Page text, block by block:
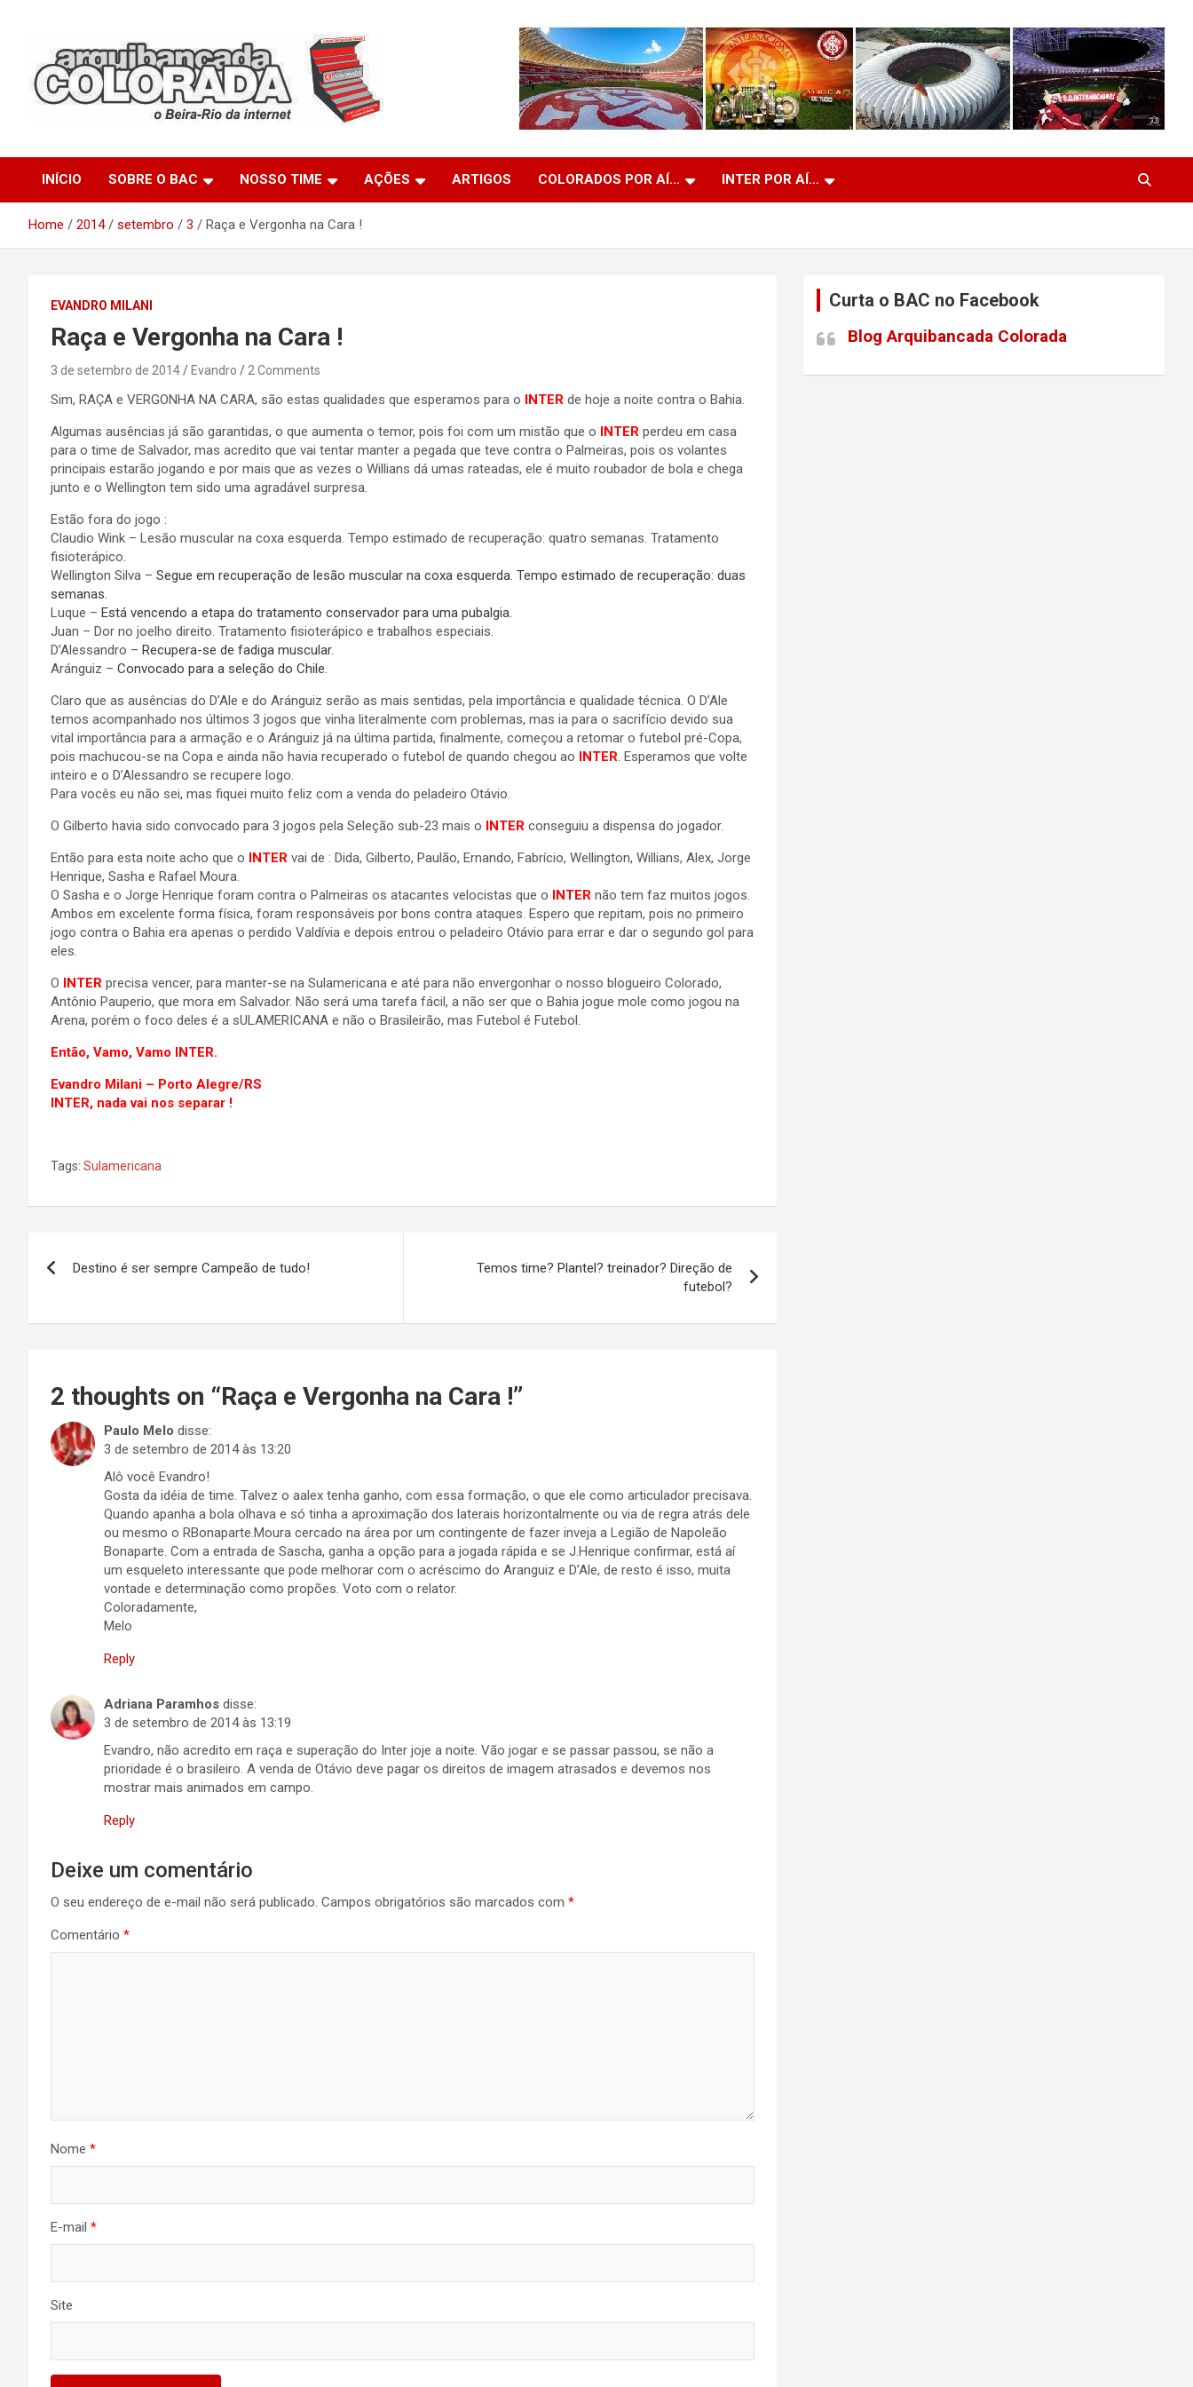
Arquibancada Colorada
INÍCIO SOBRE O BAC NOSSO TIME AÇÕES ARTIGOS COLORADOS POR AÍ… INTER POR AÍ…
Home 2014 setembro 3 Raça e Vergonha na Cara !
EVANDRO MILANI
Raça e Vergonha na Cara !
3 de setembro de 2014 Evandro 2 Comments
Sim, RAÇA e VERGONHA NA CARA, são estas qualidades que esperamos para o INTER de hoje a noite contra o Bahia.
Algumas ausências já são garantidas, o que aumenta o temor, pois foi com um mistão que o INTER perdeu em casa
para o time de Salvador, mas acredito que vai tentar manter a pegada que teve contra o Palmeiras, pois os volantes
principais estarão jogando e por mais que as vezes o Willians dá umas rateadas, ele é muito roubador de bola e chega
junto e o Wellington tem sido uma agradável surpresa.
Estão fora do jogo :
Claudio Wink – Lesão muscular na coxa esquerda. Tempo estimado de recuperação: quatro semanas. Tratamento
fisioterápico.
Wellington Silva – Segue em recuperação de lesão muscular na coxa esquerda. Tempo estimado de recuperação: duas
semanas.
Luque – Está vencendo a etapa do tratamento conservador para uma pubalgia.
Juan – Dor no joelho direito. Tratamento fisioterápico e trabalhos especiais.
D’Alessandro – Recupera-se de fadiga muscular.
Aránguiz – Convocado para a seleção do Chile.
Claro que as ausências do D’Ale e do Aránguiz serão as mais sentidas, pela importância e qualidade técnica. O D’Ale
temos acompanhado nos últimos 3 jogos que vinha literalmente com problemas, mas ia para o sacrifício devido sua
vital importância para a armação e o Aránguiz já na última partida, finalmente, começou a retomar o futebol pré-Copa,
pois machucou-se na Copa e ainda não havia recuperado o futebol de quando chegou ao INTER. Esperamos que volte
inteiro e o D’Alessandro se recupere logo.
Para vocês eu não sei, mas fiquei muito feliz com a venda do peladeiro Otávio.
O Gilberto havia sido convocado para 3 jogos pela Seleção sub-23 mais o INTER conseguiu a dispensa do jogador.
Então para esta noite acho que o INTER vai de : Dida, Gilberto, Paulão, Ernando, Fabrício, Wellington, Willians, Alex, Jorge
Henrique, Sasha e Rafael Moura.
O Sasha e o Jorge Henrique foram contra o Palmeiras os atacantes velocistas que o INTER não tem faz muitos jogos.
Ambos em excelente forma física, foram responsáveis por bons contra ataques. Espero que repitam, pois no primeiro
jogo contra o Bahia era apenas o perdido Valdívia e depois entrou o peladeiro Otávio para errar e dar o segundo gol para
eles.
O INTER precisa vencer, para manter-se na Sulamericana e até para não envergonhar o nosso blogueiro Colorado,
Antônio Pauperio, que mora em Salvador. Não será uma tarefa fácil, a não ser que o Bahia jogue mole como jogou na
Arena, porém o foco deles é a sULAMERICANA e não o Brasileirão, mas Futebol é Futebol.
Então, Vamo, Vamo INTER.
Evandro Milani – Porto Alegre/RS
INTER, nada vai nos separar !
Tags: Sulamericana
de
Post
Destino é ser sempre Campeão de tudo!
Temos time? Plantel? treinador? Direção de
futebol?
2 thoughts on “Raça e Vergonha na Cara !”
Paulo Melo disse:
3 de setembro de 2014 às 13:20
Alô você Evandro!
Gosta da idéia de time. Talvez o aalex tenha ganho, com essa formação, o que ele como articulador precisava.
Quando apanha a bola olhava e só tinha a aproximação dos laterais horizontalmente ou via de regra atrás dele
ou mesmo o RBonaparte.Moura cercado na área por um contingente de fazer inveja a Legião de Napoleão
Bonaparte. Com a entrada de Sascha, ganha a opção para a jogada rápida e se J.Henrique confirmar, está aí
um esqueleto interessante que pode melhorar com o acréscimo do Aranguiz e D’Ale, de resto é isso, muita
vontade e determinação como propões. Voto com o relator.
Coloradamente,
Melo
Reply
Adriana Paramhos disse:
3 de setembro de 2014 às 13:19
Evandro, não acredito em raça e superação do Inter joje a noite. Vão jogar e se passar passou, se não a
prioridade é o brasileiro. A venda de Otávio deve pagar os direitos de imagem atrasados e devemos nos
mostrar mais animados em campo.
Reply
Deixe um comentário
O seu endereço de e-mail não será publicado. Campos obrigatórios são marcados com *
Comentário *
Nome *
E-mail *
Site
Curta o BAC no Facebook
Blog Arquibancada Colorada